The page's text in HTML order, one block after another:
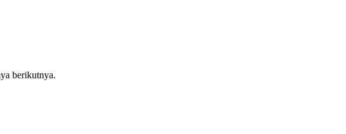
berikutnya.